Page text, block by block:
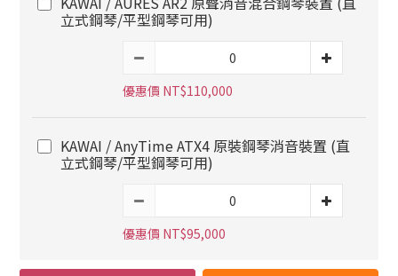
立式鋼琴/平型鋼琴可用)
優惠價 NT$110,000
KAWAI / AnyTime ATX4 原裝鋼琴消音裝置 (直
立式鋼琴/平型鋼琴可用)
優惠價 NT$95,000